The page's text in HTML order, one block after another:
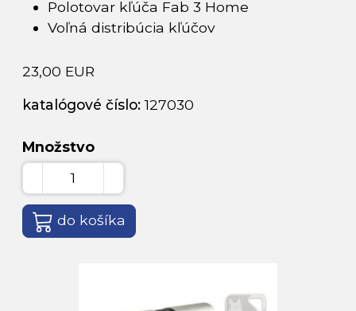
Polotovar kľúča Fab 3 Home
Voľná distribúcia kľúčov
23,00 EUR
katalógové číslo:127030
Množstvo
do košíka